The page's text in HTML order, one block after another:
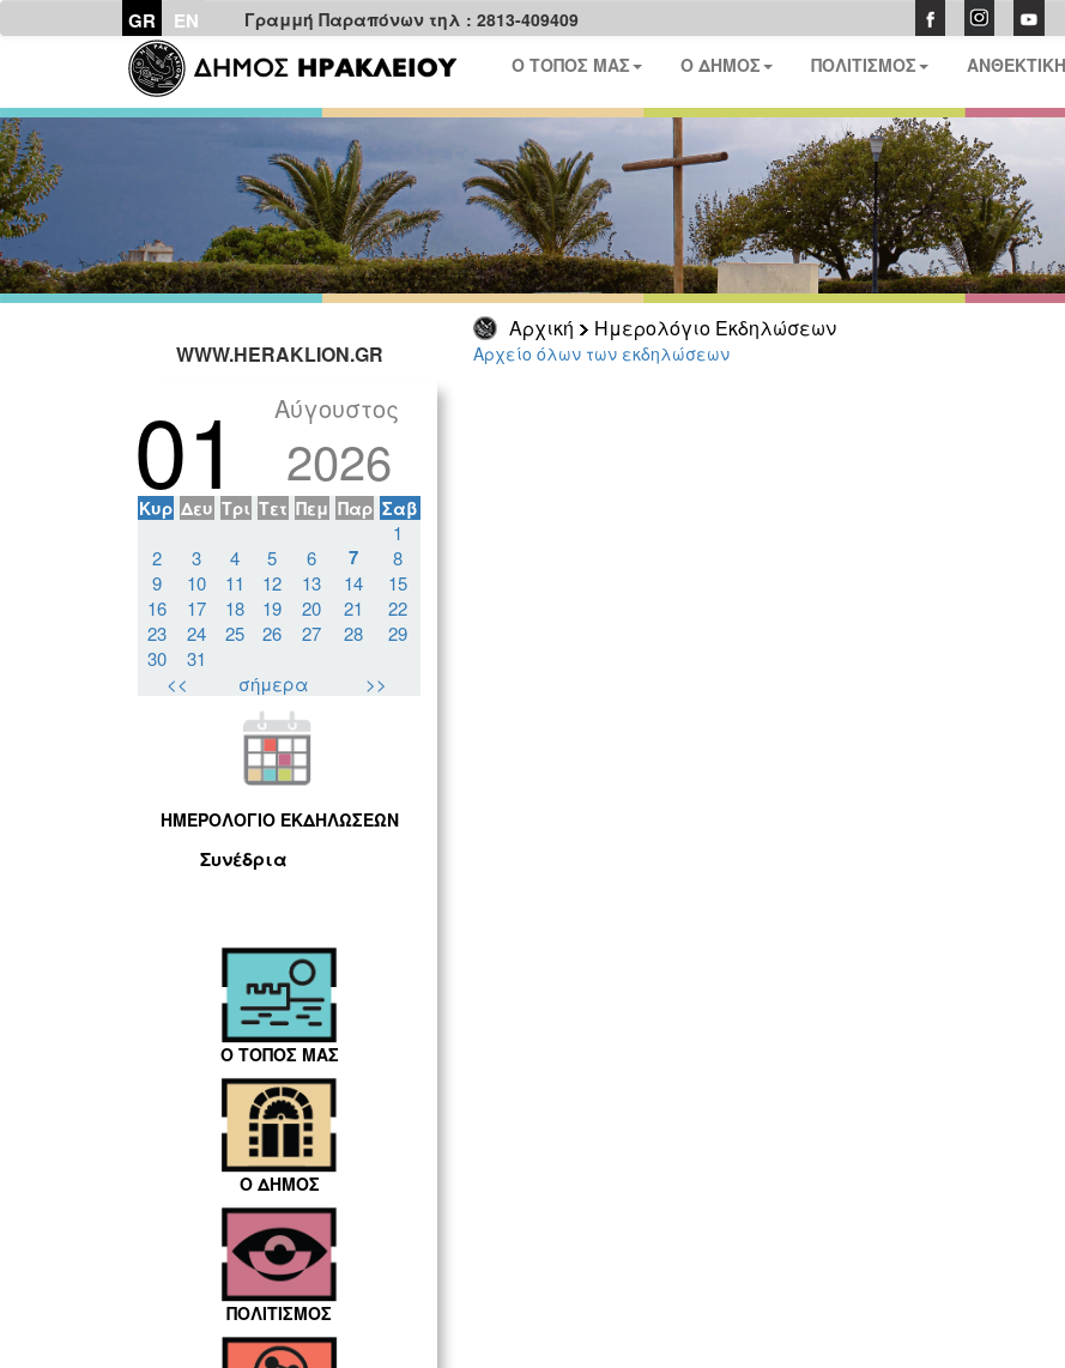
GR EN Γραμμή Παραπόνων τηλ : 2813-409409
Ο ΤΟΠΟΣ ΜΑΣ Ο ΔΗΜΟΣ ΠΟΛΙΤΙΣΜΟΣ
Αρχική
Ημερολόγιο Εκδηλώσεων
WWW.HERAKLION.GR
01 Αύγουστος
2026
Κυρ Δευ Τρι Τετ Πεμ Παρ Σαβ
1
2
3 4 5 6 7
8
9
10 11 12 13 14
15
16
17 18 19 20 21
22
23
24 25 26 27 28
29
30
31
<<
σήμερα >>
ΗΜΕΡΟΛΟΓΙΟ ΕΚΔΗΛΩΣΕΩΝ
Συνέδρια
Ο ΤΟΠΟΣ ΜΑΣ
Ο ΔΗΜΟΣ
ΠΟΛΙΤΙΣΜΟΣ
Αρχείο όλων των εκδηλώσεων